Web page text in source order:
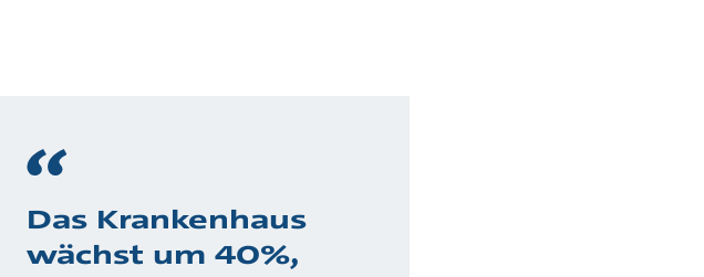
Das Krankenhaus
wächst um 40%,